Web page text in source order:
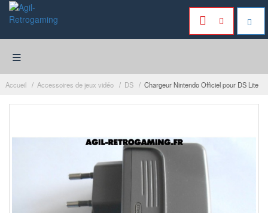
≡
Accueil Accessoires de jeux vidéo DS Chargeur Nintendo Officiel pour DS Lite